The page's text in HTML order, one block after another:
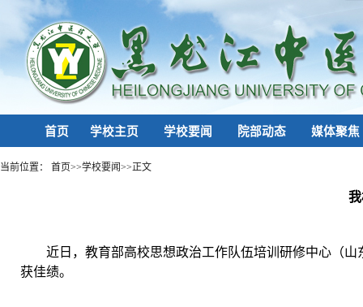
首页 学校主页 学校要闻 院部动态 媒体聚焦
当前位置： 首页>>学校要闻>>正文
近日，教育部高校思想政治工作队伍培训研修中心（
获佳绩。